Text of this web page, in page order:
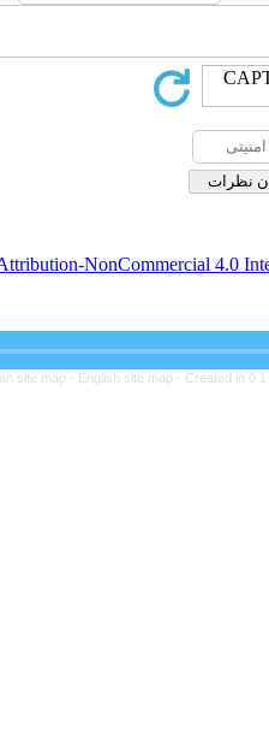
Commons Attribution-
برگشت به
Persian site map -English